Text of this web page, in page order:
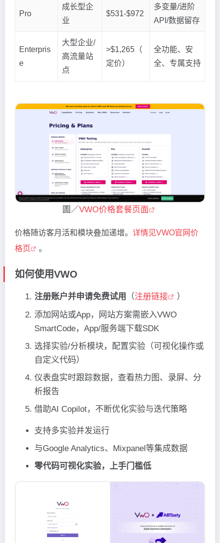
Pro
成长型企
业
$531-$972
多变量/进阶
API/数据留存
Enterpris
e
大型企业/
高流量站
点
>$1,265（
定价）
全功能、安
全、专属支持
圖／VWO价格套餐页面
价格随访客月活和模块叠加递增。 详情见VWO官网价
格页
。
如何使用VWO
注册账户并申请免费试用 （注册链接
）
添加网站或App，网站方案需嵌入VWO
SmartCode，App/服务端下载SDK
选择实验/分析模块，配置实验（可视化操作或
自定义代码）
仪表盘实时跟踪数据，查看热力图、录屏、分
析报告
借助AI Copilot，不断优化实验与迭代策略
支持多实验并发运行
与Google Analytics、Mixpanel等集成数据
零代码可视化实验，上手门槛低